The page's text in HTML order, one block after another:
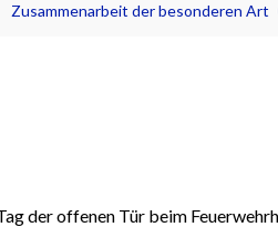
Zusammenarbeit der besonderen Art
der offenen Tür beim